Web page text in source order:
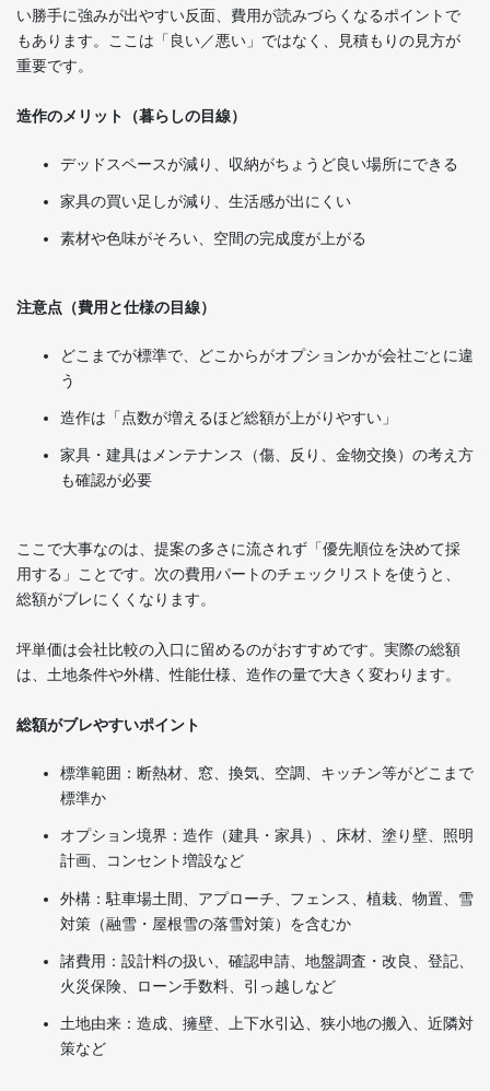
い勝手に強みが出やすい反面、費用が読みづらくなるポイントで
もあります。ここは「良い／悪い」ではなく、見積もりの見方が
重要です。
造作のメリット（暮らしの目線）
デッドスペースが減り、収納がちょうど良い場所にできる
家具の買い足しが減り、生活感が出にくい
素材や色味がそろい、空間の完成度が上がる
注意点（費用と仕様の目線）
どこまでが標準で、どこからがオプションかが会社ごとに違
う
造作は「点数が増えるほど総額が上がりやすい」
家具・建具はメンテナンス（傷、反り、金物交換）の考え方
も確認が必要
ここで大事なのは、提案の多さに流されず「優先順位を決めて採
用する」ことです。次の費用パートのチェックリストを使うと、
総額がブレにくくなります。
坪単価は会社比較の入口に留めるのがおすすめです。実際の総額
は、土地条件や外構、性能仕様、造作の量で大きく変わります。
総額がブレやすいポイント
標準範囲：断熱材、窓、換気、空調、キッチン等がどこまで
標準か
オプション境界：造作（建具・家具）、床材、塗り壁、照明
計画、コンセント増設など
外構：駐車場土間、アプローチ、フェンス、植栽、物置、雪
対策（融雪・屋根雪の落雪対策）を含むか
諸費用：設計料の扱い、確認申請、地盤調査・改良、登記、
火災保険、ローン手数料、引っ越しなど
土地由来：造成、擁壁、上下水引込、狭小地の搬入、近隣対
策など